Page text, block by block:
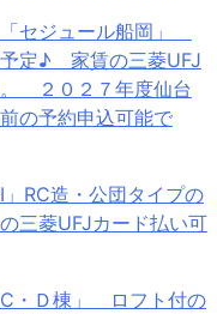
セジュール船岡」
定♪ 家賃の三菱UFJ
２０２７年度仙台
の予約申込可能で
」RC造・公団タイプの
三菱UFJカード払い可
C・Ｄ棟」 ロフト付の